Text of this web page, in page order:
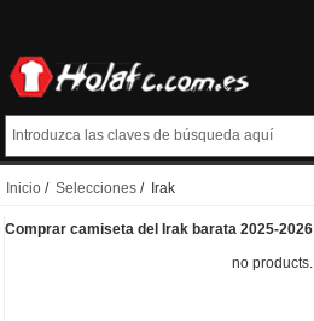
Inicio / Selecciones / Irak
Comprar camiseta del Irak barata 2025-2026
no products.